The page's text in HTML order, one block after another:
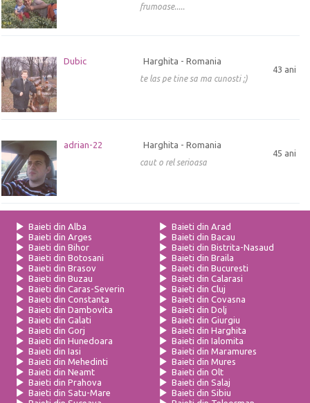
frumoase.....
Dubic
43 ani
Harghita - Romania
te las pe tine sa ma cunosti ;)
adrian-22
45 ani
Harghita - Romania
caut o rel serioasa
Baieti din Alba
Baieti din Arad
Baieti din Arges
Baieti din Bacau
Baieti din Bihor
Baieti din Bistrita-Nasaud
Baieti din Botosani
Baieti din Braila
Baieti din Brasov
Baieti din Bucuresti
Baieti din Buzau
Baieti din Calarasi
Baieti din Caras-Severin
Baieti din Cluj
Baieti din Constanta
Baieti din Covasna
Baieti din Dambovita
Baieti din Dolj
Baieti din Galati
Baieti din Giurgiu
Baieti din Gorj
Baieti din Harghita
Baieti din Hunedoara
Baieti din Ialomita
Baieti din Iasi
Baieti din Maramures
Baieti din Mehedinti
Baieti din Mures
Baieti din Neamt
Baieti din Olt
Baieti din Prahova
Baieti din Salaj
Baieti din Satu-Mare
Baieti din Sibiu